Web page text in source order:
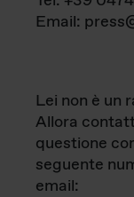
Email:
Lei non è un
Allora
questione
seguente
email: